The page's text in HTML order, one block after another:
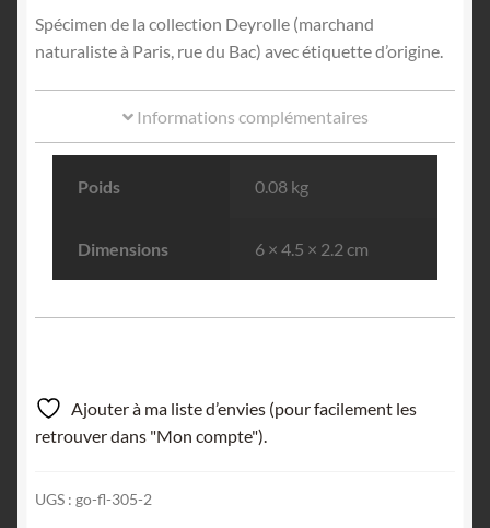
Spécimen de la collection Deyrolle (marchand
naturaliste à Paris, rue du Bac) avec étiquette d’origine.
Informations complémentaires
Poids 0.08 kg
Dimensions 6 × 4.5 × 2.2 cm
Ajouter à ma liste d’envies (pour facilement les
retrouver dans "Mon compte").
UGS : go-fl-305-2